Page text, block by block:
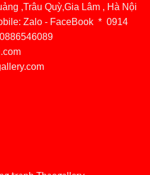
,Trâu Quỳ,Gia Lâm , Hà Nội
Zalo - FaceBook * 0914